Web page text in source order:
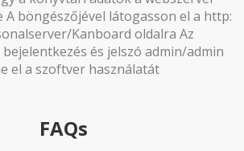
A böngészőjével látogasson el a http:
Kanboard oldalra Az
és jelszó admin/admin
el a szoftver használatát
FAQs